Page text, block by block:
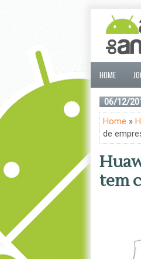
HOME
06/12/
Home »
de
tem